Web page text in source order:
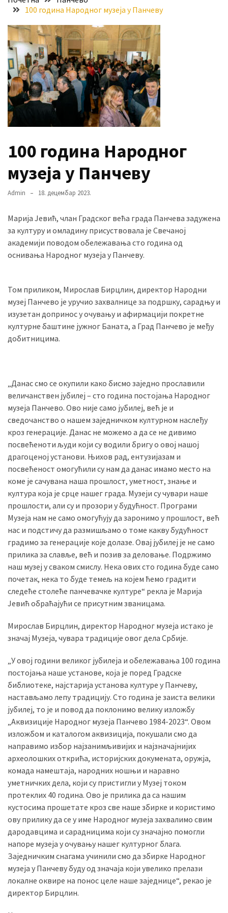
Хидросистема
Дунав–
Тиса–
Дунав
Пријава
ваучере
Расписан
конкурс
стицање
коришћења
знака
Војводине“
Вести
(901)
Вршац
ГРАДОВИ
(810)
Пландиште
(139)
Uncategorized
(493)
Панчево
(479)
Чланци
(306)
Ковачица
(143)
Blogs
(143)
Бела
Црква
100 година Народног музеја у Панчеву
100 година Народног
музеја у Панчеву
Admin 18. децембар 2023.
Марија Јевић, члан Градског већа града Панчева задужена
за културу и омладину присуствовала је Свечаној
академији поводом обележавања сто година од
оснивања Народног музеја у Панчеву.
Том приликом, Мирослав Бирцлин, директор Народни
музеј Панчево је уручио захвалнице за подршку, сарадњу и
изузетан допринос у очувању и афирмацији покретне
културне баштине јужног Баната, а Град Панчево је међу
добитницима.
„Данас смо се окупили како бисмо заједно прославили
величанствен јубилеј – сто година постојања Народног
музеја Панчево. Ово није само јубилеј, већ је и
сведочанство о нашем заједничком културном наслеђу
кроз генерације. Данас не можемо а да се не дивимо
посвећеноти људи који су водили бригу о овој нашој
драгоценој установи. Њихов рад, ентузијазам и
посвећеност омогућили су нам да данас имамо место на
коме је сачувана наша прошлост, уметност, знање и
култура која је срце нашег града. Музеји су чувари наше
прошлости, али су и прозори у будућност. Програми
Музеја нам не само омогућују да заронимо у прошлост, већ
нас и подстичу да размишљамо о томе какву будућност
градимо за генерације које долазе. Овај јубилеј је не само
прилика за славље, већ и позив за деловање. Подржимо
наш музеј у сваком смислу. Нека ових сто година буде само
почетак, нека то буде темељ на којем ћемо градити
следеће столеће панчевачке културе“ рекла је Марија
Јевић обраћајући се присутним званицама.
Мирослав Бирцлин, директор Народног музеја истако је
значај Музеја, чувара традиције овог дела Србије.
„У овој години великог јубилеја и обележавања 100 година
постојања наше установе, која је поред Градске
библиотеке, најстарија установа културе у Панчеву,
настављамо лепу традицију. Сто година је заиста велики
јубилеј, то је и повод да поклонимо велику изложбу
„Аквизиције Народног музеја Панчево 1984-2023“. Овом
изложбом и каталогом аквизиција, покушали смо да
направимо избор најзанимљивијих и најзначајнијих
археолошких открића, историјских докумената, оружја,
комада намештаја, народних ношњи и наравно
уметничких дела, који су пристигли у Музеј током
протеклих 40 година. Ово је прилика да са нашим
кустосима прошетате кроз све наше збирке и користимо
ову прилику да се у име Народног музеја захвалимо свим
дародавцима и сарадницима који су значајно помогли
напоре музеја у очувању нашег културног блага.
Заједничким снагама учинили смо да збирке Народног
музеја у Панчеву буду од значаја који увелико прелази
локалне оквире на понос целе наше заједнице“, рекао је
директор Бирцлин.